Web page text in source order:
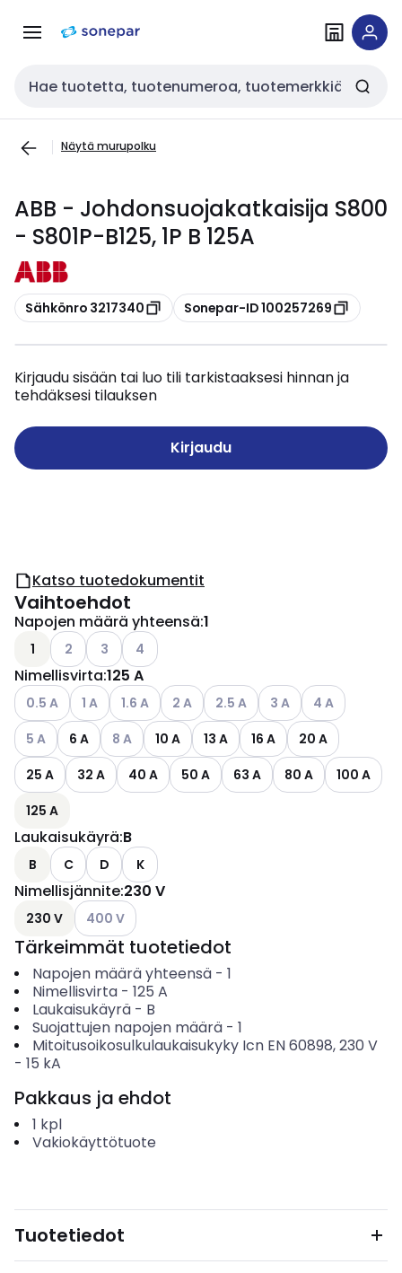
navigointiinsisältöön
Haku
Näytä murupolku
ABB - Johdonsuojakatkaisija S800
- S801P-B125, 1P B 125A
Kopioi
Sähkönro 3217340 Kopioi
Sonepar-ID 100257269
Kirjaudu sisään tai luo tili tarkistaaksesi hinnan ja
tehdäksesi tilauksen
Kirjaudu
Katso tuotedokumentit
Vaihtoehdot
Napojen määrä yhteensä:1
1 Katso käytettävissä olevat vaihtoehdot
2 Katso käytettävissä olevat vaihtoehdot
3 Katso käytettävissä olevat vaihtoehdot
4
Nimellisvirta:125 A
Katso käytettävissä olevat vaihtoehdot
0.5 A Katso käytettävissä olevat vaihtoehdot
1 A Katso käytettävissä olevat vaihtoehdot
1.6 A Katso käytettävissä olevat
2 A Katso käytettävissä olevat
2.5 A Katso käytettävissä
3 A Katso
4 A
Katso käytettävissä olevat vaihtoehdot
5 A 6 A Katso käytettävissä olevat vaihtoehdot
8 A 10 A 13 A 16 A
20 A
25 A
32 A 40 A 50 A 63 A 80 A
100 A
125 A
Laukaisukäyrä:B
B C D K
Nimellisjännite:230 V
230 V Katso käytettävissä olevat vaihtoehdot
400 V
Tärkeimmät tuotetiedot
Napojen määrä yhteensä- 1
Nimellisvirta- 125 A
Laukaisukäyrä- B
Suojattujen napojen määrä- 1
Mitoitusoikosulkulaukaisukyky Icn EN 60898, 230 V
- 15 kA
Pakkaus ja ehdot
1 kpl
Vakiokäyttötuote
Tuotetiedot